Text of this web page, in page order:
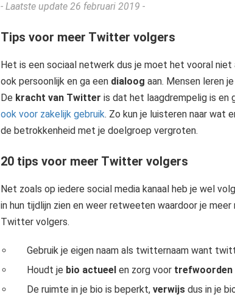
- Laatste update 26 februari 2019 -
Tips voor meer Twitter volgers
Het is een sociaal netwerk dus je moet het vooral
ook persoonlijk en ga een dialoog aan. Mensen leren
De kracht van Twitter is dat het laagdrempelig is en
ook voor zakelijk gebruik. Zo kun je luisteren naar wat
de betrokkenheid met je doelgroep vergroten.
20 tips voor meer Twitter volgers
Net zoals op iedere social media kanaal heb je wel
in hun tijdlijn zien en weer retweeten waardoor je
Twitter volgers.
Gebruik je eigen naam als twitternaam want
Houdt je bio actueelen zorg voor trefwoorden
De ruimte in je bio is beperkt, verwijsdus in je